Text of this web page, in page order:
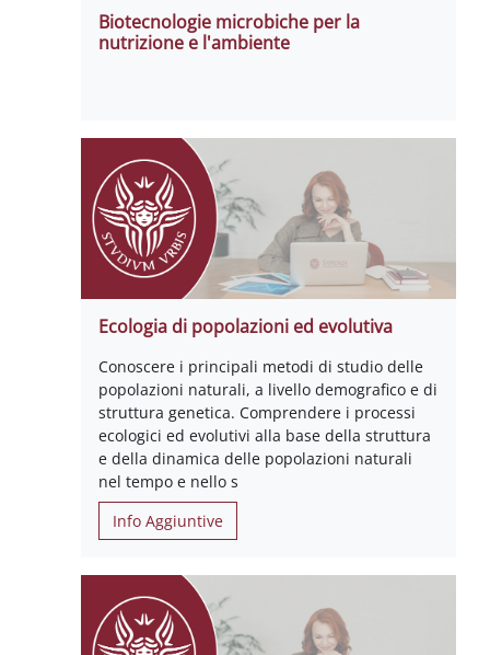
Biotecnologie microbiche per la
nutrizione e l'ambiente
Ecologia di popolazioni ed evolutiva
Conoscere i principali metodi di studio delle
popolazioni naturali, a livello demografico e di
struttura genetica. Comprendere i processi
ecologici ed evolutivi alla base della struttura
e della dinamica delle popolazioni naturali
nel tempo e nello s
Info Aggiuntive